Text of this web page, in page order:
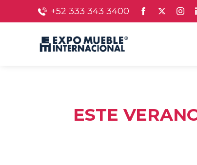
+52 333 343 3400
ESTE